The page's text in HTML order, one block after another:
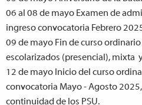
06 al 08 de mayo Examen de
ingreso convocatoria Febrero
09 de mayo Fin de curso
escolarizados (presencial), mixta
12 de mayo Inicio del curso
convocatoria Mayo - Agosto
continuidad de los PSU.